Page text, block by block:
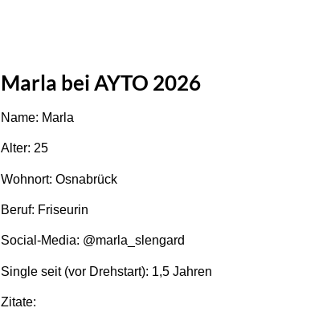
Marla bei AYTO 2026
Name: Marla
Alter: 25
Wohnort: Osnabrück
Beruf: Friseurin
Social-Media: @marla_slengard
Single seit (vor Drehstart): 1,5 Jahren
Zitate: